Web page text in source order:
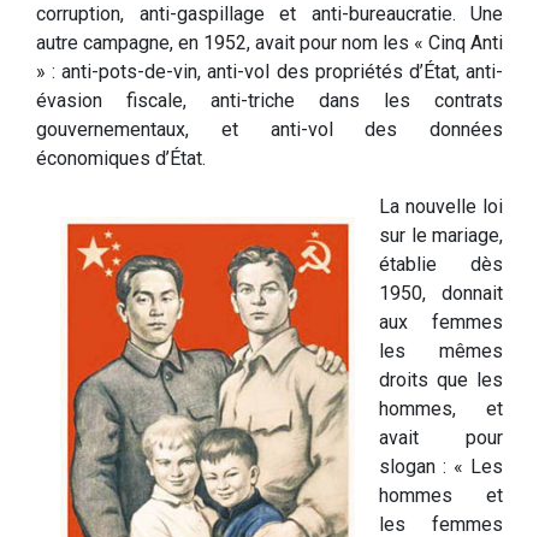
corruption, anti-gaspillage et anti-bureaucratie. Une
autre campagne, en 1952, avait pour nom les « Cinq Anti
» : anti-pots-de-vin, anti-vol des propriétés d’État, anti-
évasion fiscale, anti-triche dans les contrats
gouvernementaux, et anti-vol des données
économiques d’État.
La nouvelle loi
sur le mariage,
établie dès
1950, donnait
aux femmes
les mêmes
droits que les
hommes, et
avait pour
slogan : « Les
hommes et
les femmes